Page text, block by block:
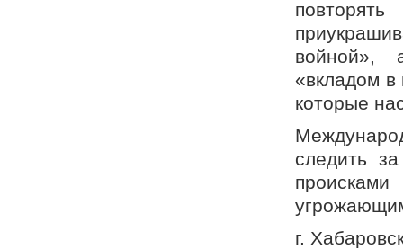
войной»,
«вкладом в
которые
следить
г.